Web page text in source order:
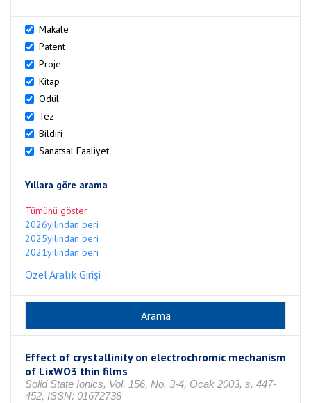
Makale
Patent
Proje
Kitap
Ödül
Tez
Bildiri
Sanatsal Faaliyet
Yıllara göre arama
Tümünü göster
2026yılından beri
2025yılından beri
2021yılından beri
Özel Aralık Girişi
Effect of crystallinity on electrochromic mechanism
of LixWO3 thin films
Solid State Ionics, Vol. 156, No. 3-4, Ocak 2003, s. 447-
452, ISSN: 01672738